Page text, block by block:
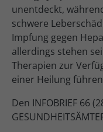
unentdeckt,
schwere
Impfung gegen
allerdings stehen
Therapien zur
einer Heilung
Den INFOBRIEF 66